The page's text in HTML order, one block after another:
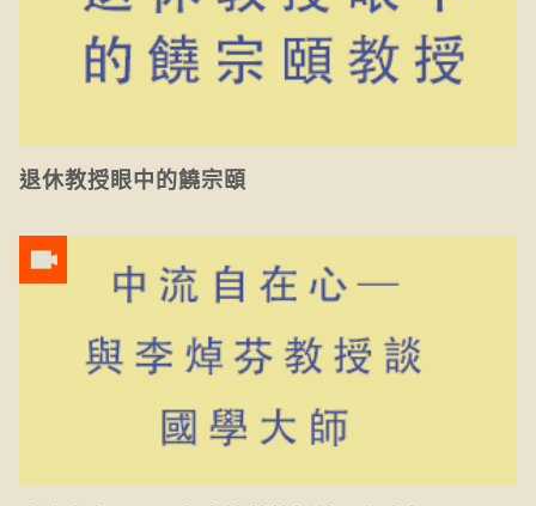
退休教授眼中的饒宗頤